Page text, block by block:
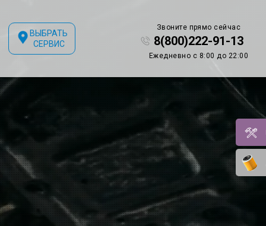
ВЫБРАТЬ
СЕРВИС
Звоните прямо сейчас
8(800)222-91-13
Ежедневно с 8:00 до 22:00